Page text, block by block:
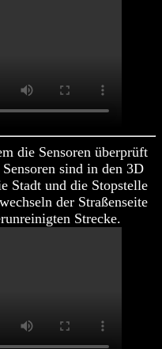
die Sensoren überprüft
sind in den 3D
Stadt und die Stopstelle
der Straßenseite
Strecke.